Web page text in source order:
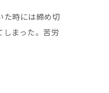
た時には締め切
しまった。苦労